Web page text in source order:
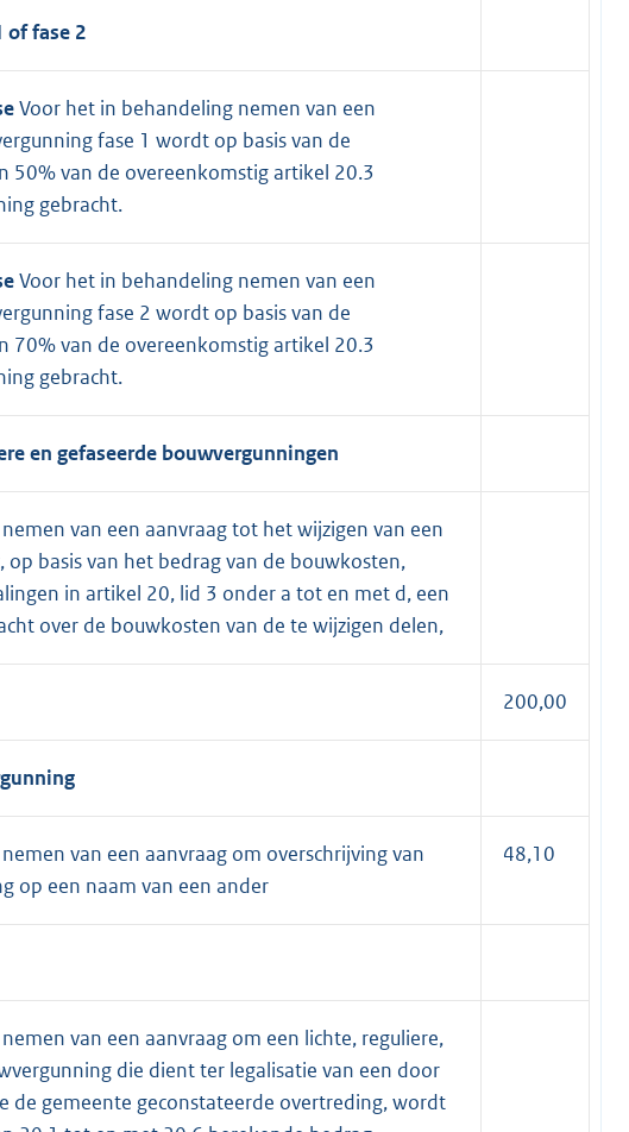
of fase 2
Voor het in behandeling nemen van een
fase 1 wordt op basis van de
50% van de overeenkomstig artikel 20.3
gebracht.
Voor het in behandeling nemen van een
fase 2 wordt op basis van de
70% van de overeenkomstig artikel 20.3
gebracht.
en gefaseerde bouwvergunningen
van een aanvraag tot het wijzigen van een
basis van het bedrag van de bouwkosten,
in artikel 20, lid 3 onder a tot en met d, een
over de bouwkosten van de te wijzigen delen,
200,00
van een aanvraag om overschrijving van
op een naam van een ander
48,10
van een aanvraag om een lichte, reguliere,
die dient ter legalisatie van een door
de gemeente geconstateerde overtreding, wordt